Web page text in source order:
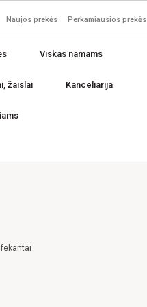
Naujos prekės Perkamiausios prekės
Viskas namams
žaislai Kanceliarija